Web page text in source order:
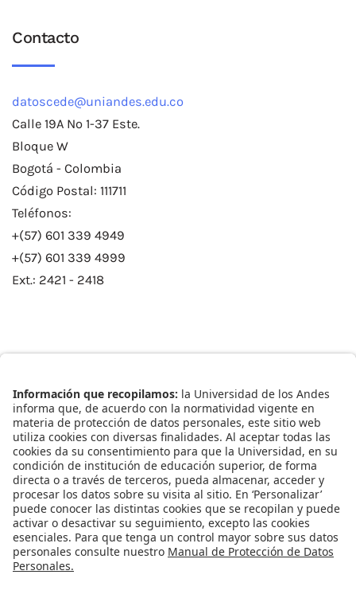
Contacto
datoscede@uniandes.edu.co
Calle 19A No 1-37 Este.
Bloque W
Bogotá - Colombia
Código Postal: 111711
Teléfonos:
+(57) 601 339 4949
+(57) 601 339 4999
Ext.: 2421 - 2418
Catálogo de Datos
Observatorio Municipal
Solicitud Base Nueva
Redes